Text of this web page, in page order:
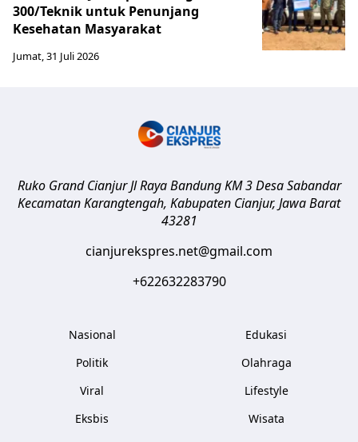
300/Teknik untuk Penunjang
Kesehatan Masyarakat ​
Jumat, 31 Juli 2026
Ruko Grand Cianjur Jl Raya Bandung KM 3 Desa Sabandar
Kecamatan Karangtengah, Kabupaten Cianjur, Jawa Barat
43281
cianjurekspres.net@gmail.com
+622632283790
Nasional
Politik
Viral
Eksbis
Edukasi
Olahraga
Lifestyle
Wisata